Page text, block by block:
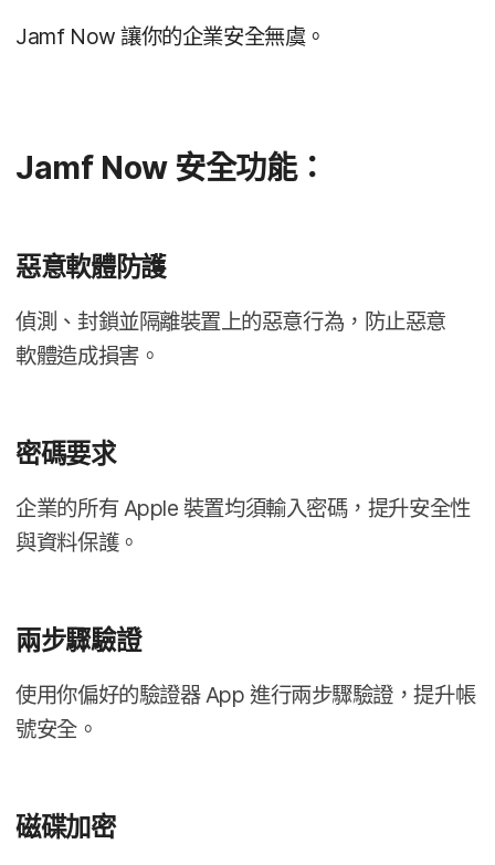
Jamf Now讓​你​的​企業​安全​無虞。
Jamf Now 安全​功能：
惡意​軟體​防護
偵測、​封鎖​並​隔離​裝置​上​的​惡意​行為，​防止​惡意​
軟體​造成​損害。
密碼​要求
企業​的​所有Apple 裝置​均​須​輸入​密碼，​提升​安全性​
與​資料​保護。
兩​步​驟驗​證
使用​你​偏好​的​驗證器App進行​兩​步​驟驗證，​提升​帳​
號​安全。
磁碟​加密